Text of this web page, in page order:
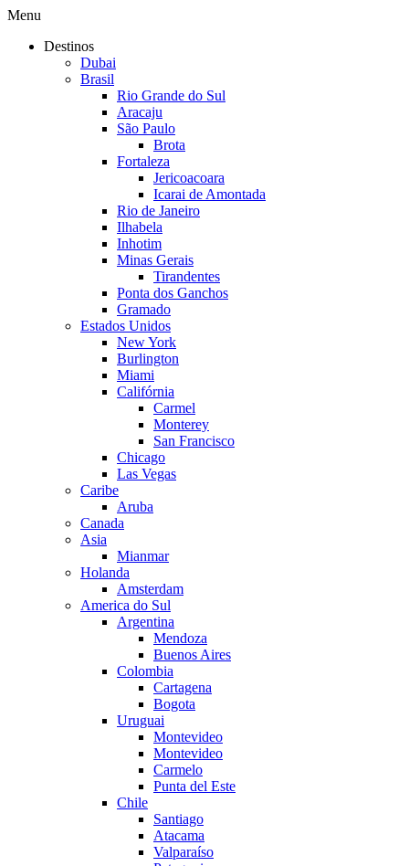
Menu
Destinos
Dubai
Brasil
Rio Grande do Sul
Aracaju
São Paulo
Brota
Fortaleza
Jericoacoara
Icarai de Amontada
Rio de Janeiro
Ilhabela
Inhotim
Minas Gerais
Tirandentes
Ponta dos Ganchos
Gramado
Estados Unidos
New York
Burlington
Miami
Califórnia
Carmel
Monterey
San Francisco
Chicago
Las Vegas
Caribe
Aruba
Canada
Asia
Mianmar
Holanda
Amsterdam
America do Sul
Argentina
Mendoza
Buenos Aires
Colombia
Cartagena
Bogota
Uruguai
Montevideo
Montevideo
Carmelo
Punta del Este
Chile
Santiago
Atacama
Valparaíso